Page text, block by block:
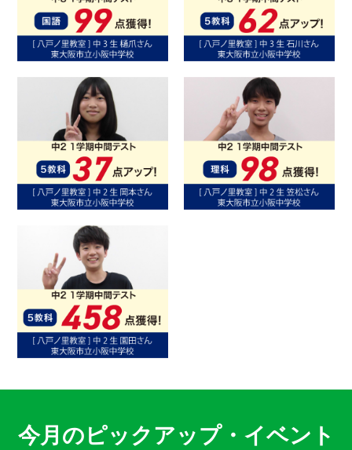
今月のピックアップ・イベント